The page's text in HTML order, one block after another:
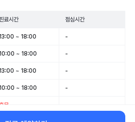
진료시간 점심시간
~ 18:00 -
~ 18:00 -
~ 18:00 -
~ 18:00 -
휴무